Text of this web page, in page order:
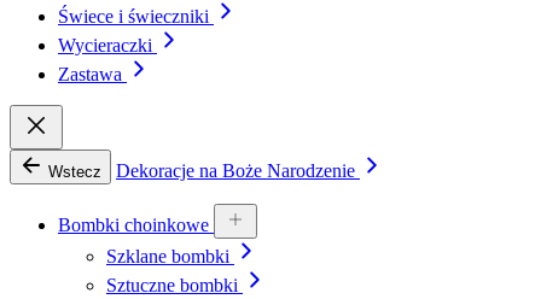
Świece i świeczniki
Wycieraczki
Zastawa
Wstecz Dekoracje na Boże Narodzenie
Bombki choinkowe
Szklane bombki
Sztuczne bombki